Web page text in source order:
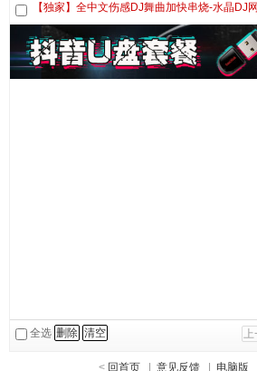
【独家】全中文伤感DJ舞曲加快串烧-水晶DJ网
全选 删除 清空
< 回首页 意见反馈 电脑版